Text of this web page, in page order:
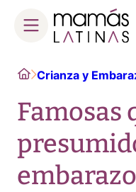
content
HomeCrianza y
Famosas